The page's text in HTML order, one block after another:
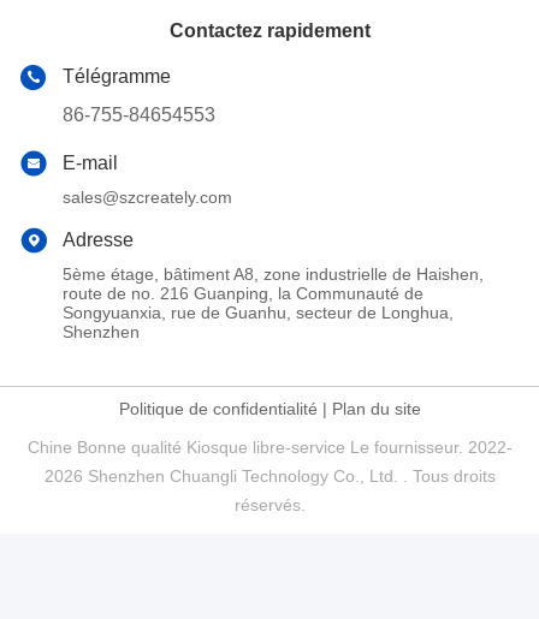
Contactez rapidement
Télégramme
86-755-84654553
E-mail
sales@szcreately.com
Adresse
5ème étage, bâtiment A8, zone industrielle de Haishen,
route de no. 216 Guanping, la Communauté de
Songyuanxia, rue de Guanhu, secteur de Longhua,
Shenzhen
Politique de confidentialité | Plan du site
Chine Bonne qualité Kiosque libre-service Le fournisseur. 2022-
2026 Shenzhen Chuangli Technology Co., Ltd. . Tous droits
réservés.